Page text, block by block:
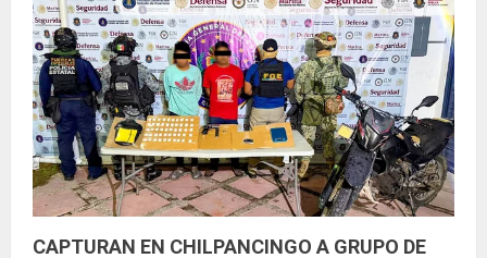
CAPTURAN EN CHILPANCINGO A GRUPO DE